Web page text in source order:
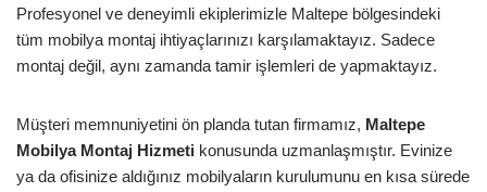
Profesyonel ve deneyimli ekiplerimizle Maltepe bölgesindeki
tüm mobilya montaj ihtiyaçlarınızı karşılamaktayız. Sadece
montaj değil, aynı zamanda tamir işlemleri de yapmaktayız.
Müşteri memnuniyetini ön planda tutan firmamız, Maltepe
Mobilya Montaj Hizmeti konusunda uzmanlaşmıştır. Evinize
ya da ofisinize aldığınız mobilyaların kurulumunu en kısa sürede